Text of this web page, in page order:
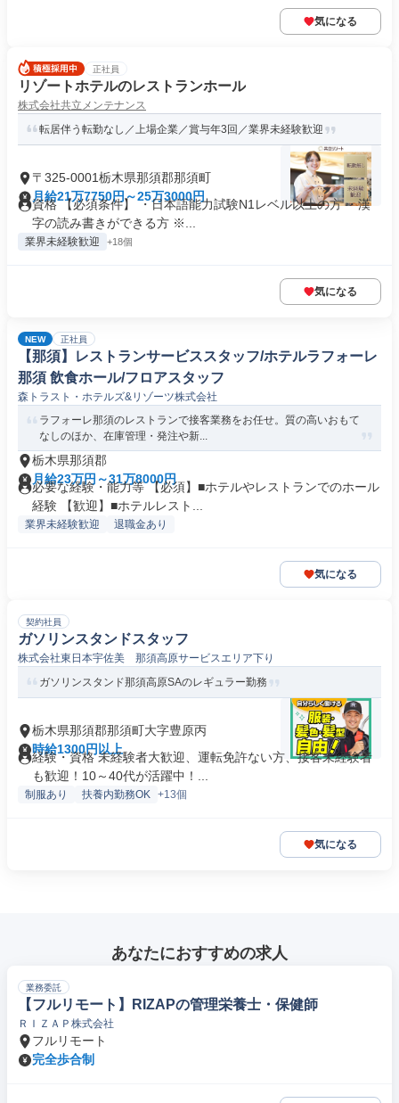
気になる
正社員
リゾートホテルのレストランホール
株式会社共立メンテナンス
転居伴う転勤なし／上場企業／賞与年3回／業界未経験歓迎
〒325-0001栃木県那須郡那須町
月給21万7750円～25万3000円
資格 【必須条件】 ・日本語能力試験N1レベル以上の方 ・漢
字の読み書きができる方 ※...
業界未経験歓迎 +18個
気になる
NEW 正社員
【那須】レストランサービススタッフ/ホテルラフォーレ
那須 飲食ホール/フロアスタッフ
森トラスト・ホテルズ&リゾーツ株式会社
ラフォーレ那須のレストランで接客業務をお任せ。質の高いおもて
なしのほか、在庫管理・発注や新...
栃木県那須郡
月給23万円～31万8000円
必要な経験・能力等 【必須】■ホテルやレストランでのホール
経験 【歓迎】■ホテルレスト...
業界未経験歓迎 退職金あり
気になる
契約社員
ガソリンスタンドスタッフ
株式会社東日本宇佐美 那須高原サービスエリア下り
ガソリンスタンド那須高原SAのレギュラー勤務
栃木県那須郡那須町大字豊原丙
時給1300円以上
経験・資格 未経験者大歓迎、運転免許ない方、接客未経験者
も歓迎！10～40代が活躍中！...
制服あり 扶養内勤務OK +13個
気になる
あなたにおすすめの求人
業務委託
【フルリモート】RIZAPの管理栄養士・保健師
ＲＩＺＡＰ株式会社
フルリモート
完全歩合制